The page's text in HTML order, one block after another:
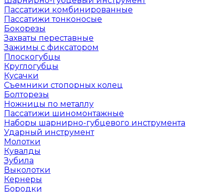
Пассатижи комбинированные
Пассатижи тонконосые
Бокорезы
Захваты переставные
Зажимы с фиксатором
Плоскогубцы
Круглогубцы
Кусачки
Съемники стопорных колец
Болторезы
Ножницы по металлу
Пассатижи шиномонтажные
Наборы шарнирно-губцевого инструмента
Ударный инструмент
Молотки
Кувалды
Зубила
Выколотки
Кернеры
Бородки